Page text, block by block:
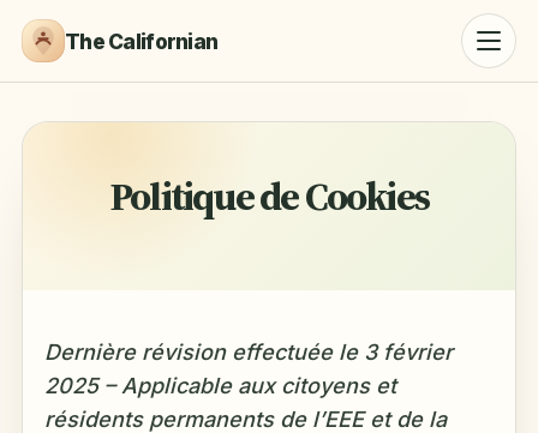
The Californian
Politique de Cookies
Dernière révision effectuée le 3 février
2025 – Applicable aux citoyens et
résidents permanents de l’EEE et de la